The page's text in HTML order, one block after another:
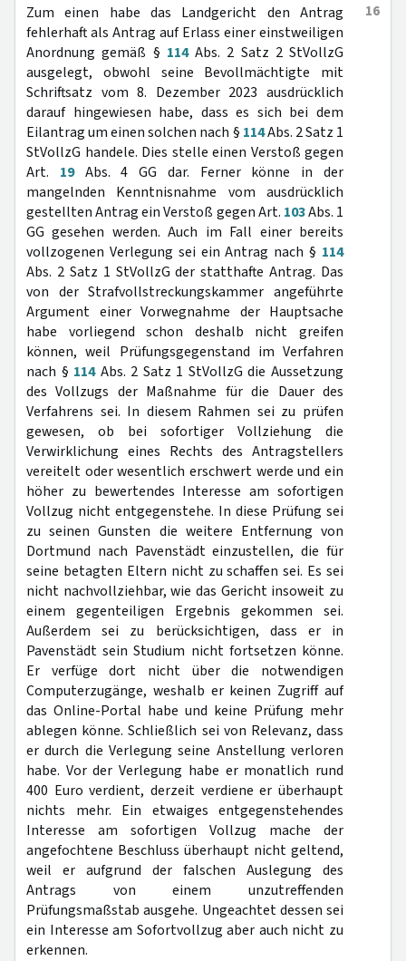
16
Zum einen habe das Landgericht den Antrag
fehlerhaft als Antrag auf Erlass einer einstweiligen
Anordnung gemäß § 114Abs. 2 Satz 2 StVollzG
ausgelegt, obwohl seine Bevollmächtigte mit
Schriftsatz vom 8. Dezember 2023 ausdrücklich
darauf hingewiesen habe, dass es sich bei dem
Eilantrag um einen solchen nach § 114Abs. 2 Satz 1
StVollzG handele. Dies stelle einen Verstoß gegen
Art. 19Abs. 4 GG dar. Ferner könne in der
mangelnden Kenntnisnahme vom ausdrücklich
gestellten Antrag ein Verstoß gegen Art. 103Abs. 1
GG gesehen werden. Auch im Fall einer bereits
vollzogenen Verlegung sei ein Antrag nach § 114
Abs. 2 Satz 1 StVollzG der statthafte Antrag. Das
von der Strafvollstreckungskammer angeführte
Argument einer Vorwegnahme der Hauptsache
habe vorliegend schon deshalb nicht greifen
können, weil Prüfungsgegenstand im Verfahren
nach § 114Abs. 2 Satz 1 StVollzG die Aussetzung
des Vollzugs der Maßnahme für die Dauer des
Verfahrens sei. In diesem Rahmen sei zu prüfen
gewesen, ob bei sofortiger Vollziehung die
Verwirklichung eines Rechts des Antragstellers
vereitelt oder wesentlich erschwert werde und ein
höher zu bewertendes Interesse am sofortigen
Vollzug nicht entgegenstehe. In diese Prüfung sei
zu seinen Gunsten die weitere Entfernung von
Dortmund nach Pavenstädt einzustellen, die für
seine betagten Eltern nicht zu schaffen sei. Es sei
nicht nachvollziehbar, wie das Gericht insoweit zu
einem gegenteiligen Ergebnis gekommen sei.
Außerdem sei zu berücksichtigen, dass er in
Pavenstädt sein Studium nicht fortsetzen könne.
Er verfüge dort nicht über die notwendigen
Computerzugänge, weshalb er keinen Zugriff auf
das Online-Portal habe und keine Prüfung mehr
ablegen könne. Schließlich sei von Relevanz, dass
er durch die Verlegung seine Anstellung verloren
habe. Vor der Verlegung habe er monatlich rund
400 Euro verdient, derzeit verdiene er überhaupt
nichts mehr. Ein etwaiges entgegenstehendes
Interesse am sofortigen Vollzug mache der
angefochtene Beschluss überhaupt nicht geltend,
weil er aufgrund der falschen Auslegung des
Antrags von einem unzutreffenden
Prüfungsmaßstab ausgehe. Ungeachtet dessen sei
ein Interesse am Sofortvollzug aber auch nicht zu
erkennen.